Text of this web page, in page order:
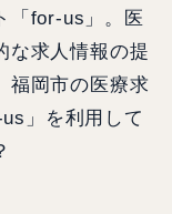
「for-us」。医
な求人情報の提
福岡市の医療求
」を利用して